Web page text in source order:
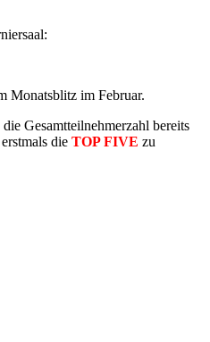
Monatsblitz im Februar.
Gesamtteilnehmerzahl bereits
die TOP FIVE zu